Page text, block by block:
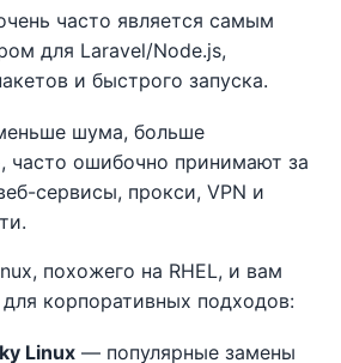
часто является самым
для Laravel/Node.js,
и быстрого запуска.
шума, больше
часто ошибочно принимают за
сервисы, прокси, VPN и
похожего на RHEL, и вам
корпоративных подходов:
Linux — популярные замены